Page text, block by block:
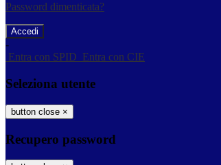
Password dimenticata?
-
Entra con SPID Entra con CIE
Seleziona utente
button close ×
Recupero password